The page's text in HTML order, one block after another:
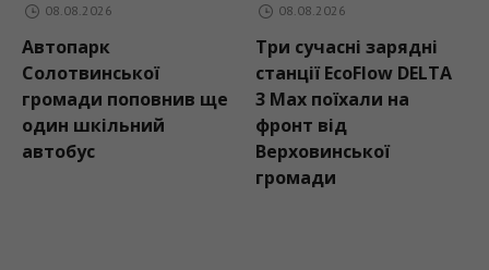
ще
08.08.2026
Три сучасні зарядні
станції EcoFlow DELTA
3 Max поїхали на
фронт від
Верховинської
08.08.2026
Контури обласного
футболу:
Рогатинщина
розпочинає